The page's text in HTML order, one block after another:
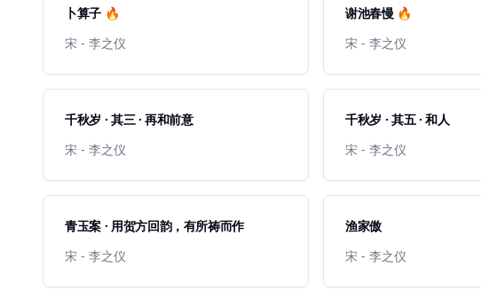
卜算子 🔥
宋 - 李之仪
谢池春慢 🔥
宋 - 李之仪
千秋岁 · 其三 · 再和前意
宋 - 李之仪
千秋岁 · 其五 · 和人
宋 - 李之仪
青玉案 · 用贺方回韵，有所祷而作
宋 - 李之仪
渔家傲
宋 - 李之仪